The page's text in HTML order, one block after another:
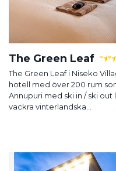
The Green Leaf ★
The Green Leaf i Niseko
hotell med över 200 rum
Annupuri med ski in / ski
vackra vinterlandska...